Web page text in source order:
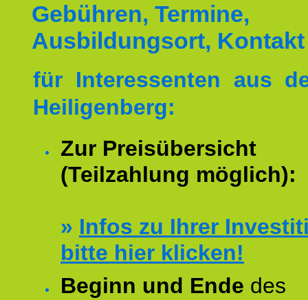
Gebühren, Termine,
Ausbildungsort, Kontakt
für Interessenten aus
Heiligenberg:
Zur Preisübersicht
(Teilzahlung möglich):
» Infos zu Ihrer
bitte hier klicken!
Beginn und Ende des